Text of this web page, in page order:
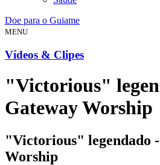
Doe para o Guiame
MENU
Vídeos & Clipes
"Victorious"
Gateway Worship
"Victorious" legendado
Worship